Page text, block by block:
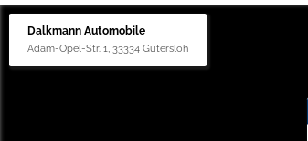
Dalkmann Automobile
Adam-Opel-Str. 1, 33334 Gütersloh